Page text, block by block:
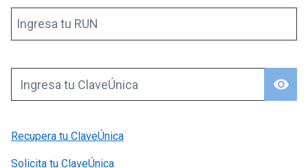
Ingresa tu RUN
visibility
Ingresa tu ClaveÚnica
Recupera tu ClaveÚnica
Solicita tu ClaveÚnica